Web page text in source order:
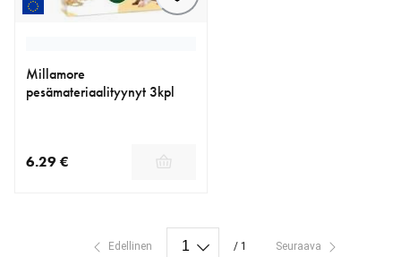
Millamore
pesämateriaalityynyt 3kpl
6.29 €
Edellinen / 1 Seuraava